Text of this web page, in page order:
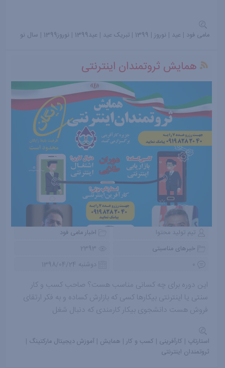
مامی فود | عید | نوروز |
1399
|تبریک عید | عید1399 | نوروز1399 | سال نو
همایش ثروتمندان اینترنتی
تیم تولید محتوا
اخبار مامی فود
خبرهای مناسبتی
2393
دوشنبه 1398/04/24
این دوره برای چه کسانی مناسب هست؟ صاحب کسب و کار
سنتی یا اینترنتی بیکارها کسی که بازارش کساده و به فکر ارتقای
فروش هست دانشجوی بیکار کارمندی که دنبال شغل
استارتاپ | کارآفرینی | کسب و کار | همایش |آموزش دیجیتال مارکتینگ |
ثروتمندان اینترنتی